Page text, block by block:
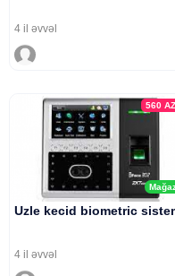
4 il əvvəl
560
Uzle kecid biometric
4 il əvvəl